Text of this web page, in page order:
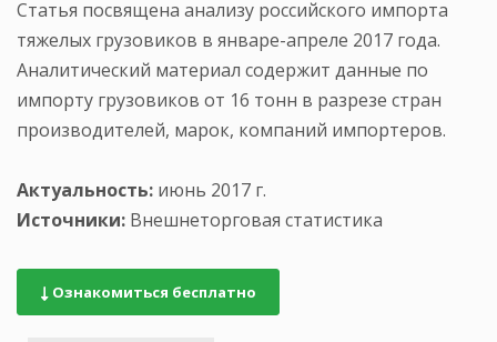
Статья посвящена анализу российского импорта
тяжелых грузовиков в январе-апреле 2017 года.
Аналитический материал содержит данные по
импорту грузовиков от 16 тонн в разрезе стран
производителей, марок, компаний импортеров.
Актуальность: июнь 2017 г.
Источники: Внешнеторговая статистика
Ознакомиться бесплатно